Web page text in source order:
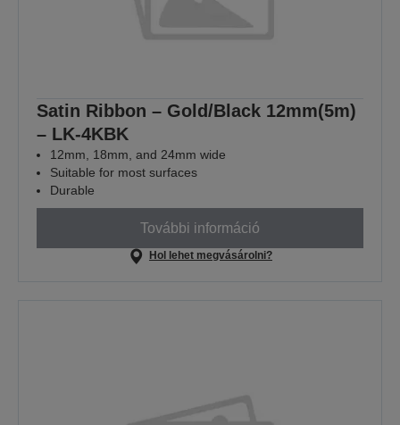
Satin Ribbon – Gold/Black 12mm(5m)
– LK-4KBK
12mm, 18mm, and 24mm wide
Suitable for most surfaces
Durable
További információ
Hol lehet megvásárolni?